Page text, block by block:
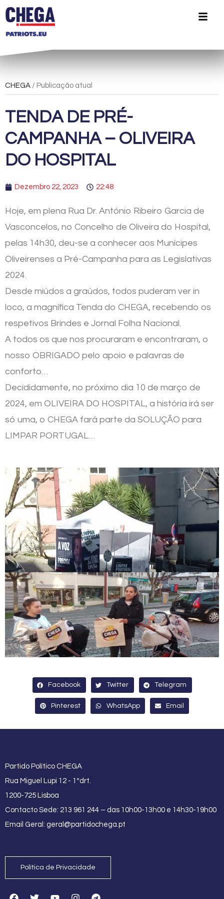
CHEGA / Publicação atual
TENDA DE PRÉ-
CAMPANHA – OLIVEIRA
DO HOSPITAL
Dezembro 22, 2023 22:48
Hoje, em plena Rua Dr. António Ribeiro Garcia de
Vasconcelos, no Concelho de Oliveira do Hospital,
pelas 14h30, deu-se a conhecer aos Munícipes
Oliveirenses a Pré-Campanha para as Legislativas
2024.
Desde miúdos a graúdos, todos puderam ver in
loco, a magnífica Tenda do CHEGA, recebendo os
respetivos Brindes e Jornal Folha Nacional.
A todos os que nos procuraram e encontraram, o
nosso OBRIGADO pelo apoio e palavras de
conforto…
Decididamente, no próximo dia 10 de março de
2024, em OLIVEIRA DO HOSPITAL, a história irá ser
só uma, o CHEGA fará parte da SOLUÇÃO para
LIMPAR PORTUGAL…
Facebook Twitter Telegram
Pinterest WhatsApp Email
Partido Político CHEGA
Rua Miguel Lupi 12 - 1ºdrt.
1200-725 Lisboa
Contacto Sede: 213 961 244 – das 10h00-13h00 e 14h30-19h00
Email Geral: geral@partidochega.pt
Política de Privacidade